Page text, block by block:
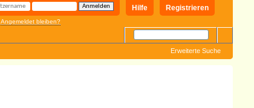
Registrieren
Hilfe
Angemeldet bleiben?
Erweiterte Suche